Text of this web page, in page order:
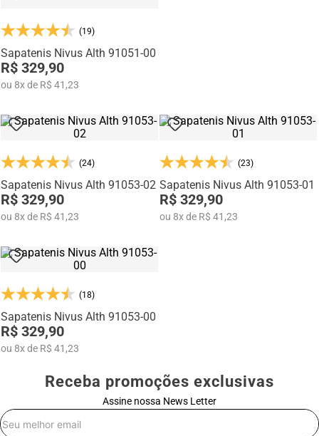
(19)
Sapatenis Nivus Alth 91051-00
R$ 329,90
ou 8xde R$ 41,23
(24)
Sapatenis Nivus Alth 91053-02
R$ 329,90
ou 8xde R$ 41,23
(23)
Sapatenis Nivus Alth 91053-01
R$ 329,90
ou 8xde R$ 41,23
(18)
Sapatenis Nivus Alth 91053-00
R$ 329,90
ou 8xde R$ 41,23
Receba promoções exclusivas
Assine nossa News Letter